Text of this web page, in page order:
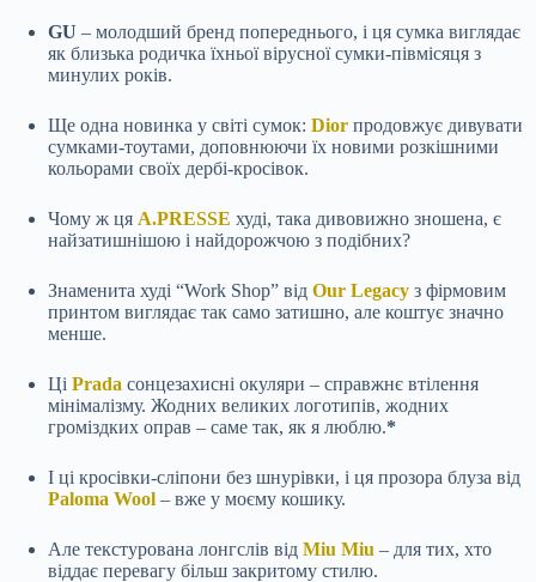
GU – молодший бренд попереднього, і ця сумка виглядає
як близька родичка їхньої вірусної сумки-півмісяця з
минулих років.
Ще одна новинка у світі сумок: Dior продовжує дивувати
сумками-тоутами, доповнюючи їх новими розкішними
кольорами своїх дербі-кросівок.
Чому ж ця A.PRESSE худі, така дивовижно зношена, є
найзатишнішою і найдорожчою з подібних?
Знаменита худі “Work Shop” від Our Legacy з фірмовим
принтом виглядає так само затишно, але коштує значно
менше.
Ці Prada сонцезахисні окуляри – справжнє втілення
мінімалізму. Жодних великих логотипів, жодних
громіздких оправ – саме так, як я люблю.*
І ці кросівки-сліпони без шнурівки, і ця прозора блуза від
Paloma Wool – вже у моєму кошику.
Але текстурована лонгслів від Miu Miu – для тих, хто
віддає перевагу більш закритому стилю.